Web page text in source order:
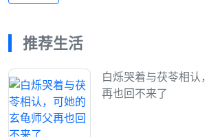
推荐生活
白烁哭着与茯苓相认
再也回不来了